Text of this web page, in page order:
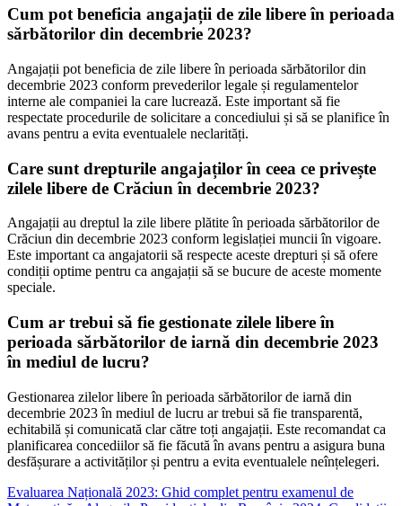
Cum pot beneficia angajații de zile libere în perioada
sărbătorilor din decembrie 2023?
Angajații pot beneficia de zile libere în perioada sărbătorilor din
decembrie 2023 conform prevederilor legale și regulamentelor
interne ale companiei la care lucrează. Este important să fie
respectate procedurile de solicitare a concediului și să se planifice în
avans pentru a evita eventualele neclarități.
Care sunt drepturile angajaților în ceea ce privește
zilele libere de Crăciun în decembrie 2023?
Angajații au dreptul la zile libere plătite în perioada sărbătorilor de
Crăciun din decembrie 2023 conform legislației muncii în vigoare.
Este important ca angajatorii să respecte aceste drepturi și să ofere
condiții optime pentru ca angajații să se bucure de aceste momente
speciale.
Cum ar trebui să fie gestionate zilele libere în
perioada sărbătorilor de iarnă din decembrie 2023
în mediul de lucru?
Gestionarea zilelor libere în perioada sărbătorilor de iarnă din
decembrie 2023 în mediul de lucru ar trebui să fie transparentă,
echitabilă și comunicată clar către toți angajații. Este recomandat ca
planificarea concediilor să fie făcută în avans pentru a asigura buna
desfășurare a activităților și pentru a evita eventualele neînțelegeri.
Evaluarea Națională 2023: Ghid complet pentru examenul de